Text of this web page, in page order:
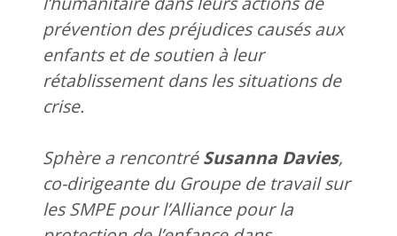
prévention des préjudices causés aux
enfants et de soutien à leur
rétablissement dans les situations de
crise.
Sphère a rencontréSusanna Davies,
co-dirigeante du Groupe de travail sur
les SMPE pour l’Alliance pour la